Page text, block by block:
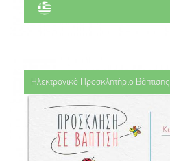
Ηλεκτρονικό Προσκλητήριο Βάπτισης